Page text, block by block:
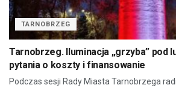
TARNOBRZEG
Tarnobrzeg. Iluminacja „grzyba” pod
pytania o koszty i finansowanie
Podczas sesji Rady Miasta Tarnobrzega